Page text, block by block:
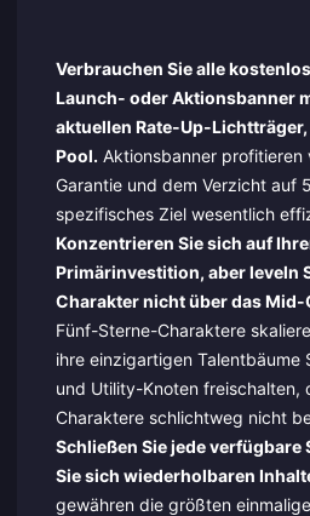
Verbrauchen Sie alle
Launch- oder Aktionsbanner
aktuellen Rate-Up-
Pool. Aktionsbanner
Garantie und dem Verzicht auf
spezifisches Ziel wesentlich
Konzentrieren Sie sich auf
Primärinvestition, aber leveln
Charakter nicht über das Mid-
Fünf-Sterne-Charaktere
ihre einzigartigen Talentbäume
und Utility-Knoten freischalten,
Charaktere schlichtweg nicht
Schließen Sie jede
Sie sich wiederholbaren
gewähren die größten